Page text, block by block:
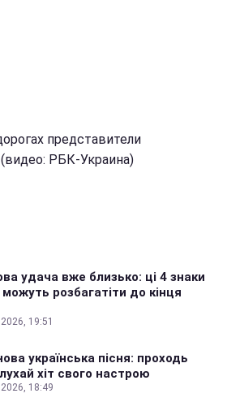
представители
РБК-Украина)
удача вже близько: ці 4 знаки
можуть розбагатіти до кінця
19:51
українська пісня: проходь
хіт свого настрою
18:49